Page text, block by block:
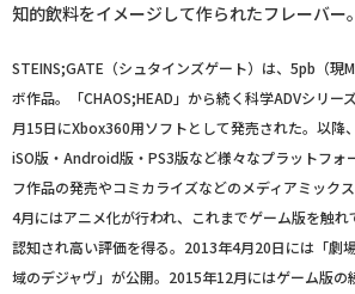
知的飲料をイメージして作られたフレーバー
STEINS;GATE（シュタインズゲート）は、5pb（
ボ作品。「CHAOS;HEAD」から続く科学ADVシリー
月15日にXbox360用ソフトとして発売された。以降
iSO版・Android版・PS3版など様々なプラットフォ
フ作品の発売やコミカライズなどのメディアミック
4月にはアニメ化が行われ、これまでゲーム版を触れ
認知され高い評価を得る。2013年4月20日には「劇
域のデジャヴ」が公開。2015年12月にはゲーム版の